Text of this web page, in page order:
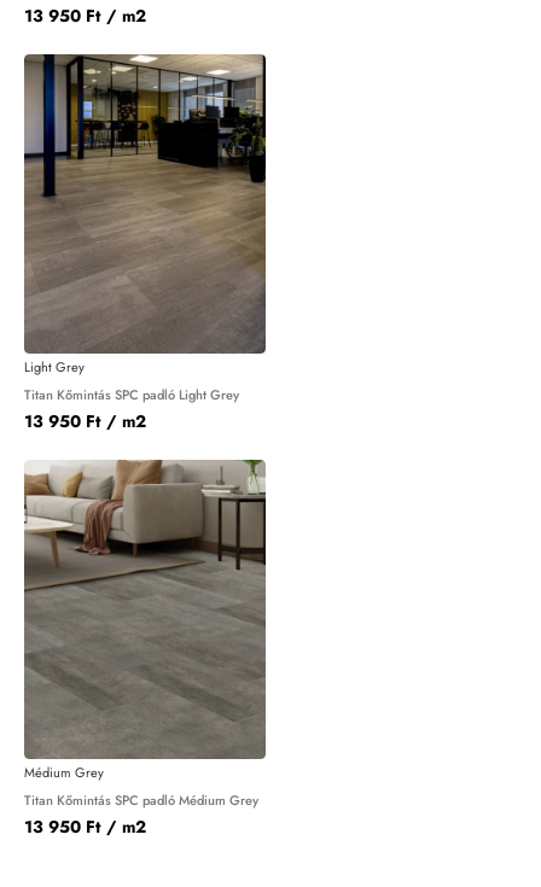
13 950 Ft / m2
Light Grey
Titan Kőmintás SPC padló Light Grey
13 950 Ft / m2
Médium Grey
Titan Kőmintás SPC padló Médium Grey
13 950 Ft / m2